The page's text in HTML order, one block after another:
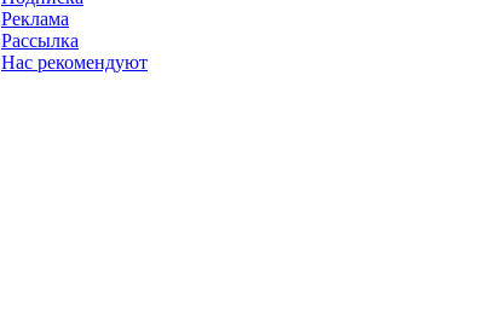
Реклама
Рассылка
Нас рекомендуют